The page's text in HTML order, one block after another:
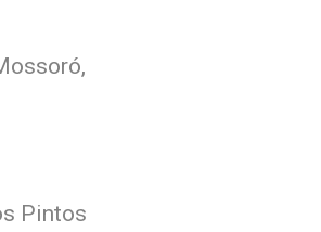
Pintos